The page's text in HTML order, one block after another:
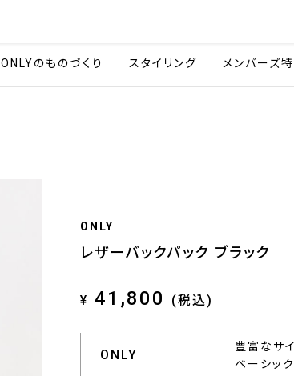
ONLYのものづくり スタイリング メンバーズ
ONLY
レザーバックパック ブラック
¥ 41,800 (税込)
ONLY
豊富なサ
ベーシッ